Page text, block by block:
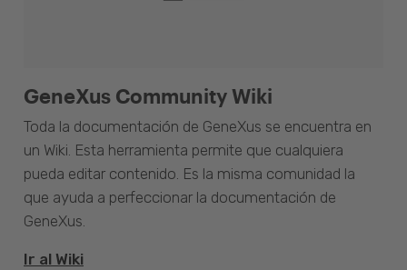
GeneXus Community Wiki
Toda la documentación de GeneXus se encuentra en
un Wiki. Esta herramienta permite que cualquiera
pueda editar contenido. Es la misma comunidad la
que ayuda a perfeccionar la documentación de
GeneXus.
Ir al Wiki